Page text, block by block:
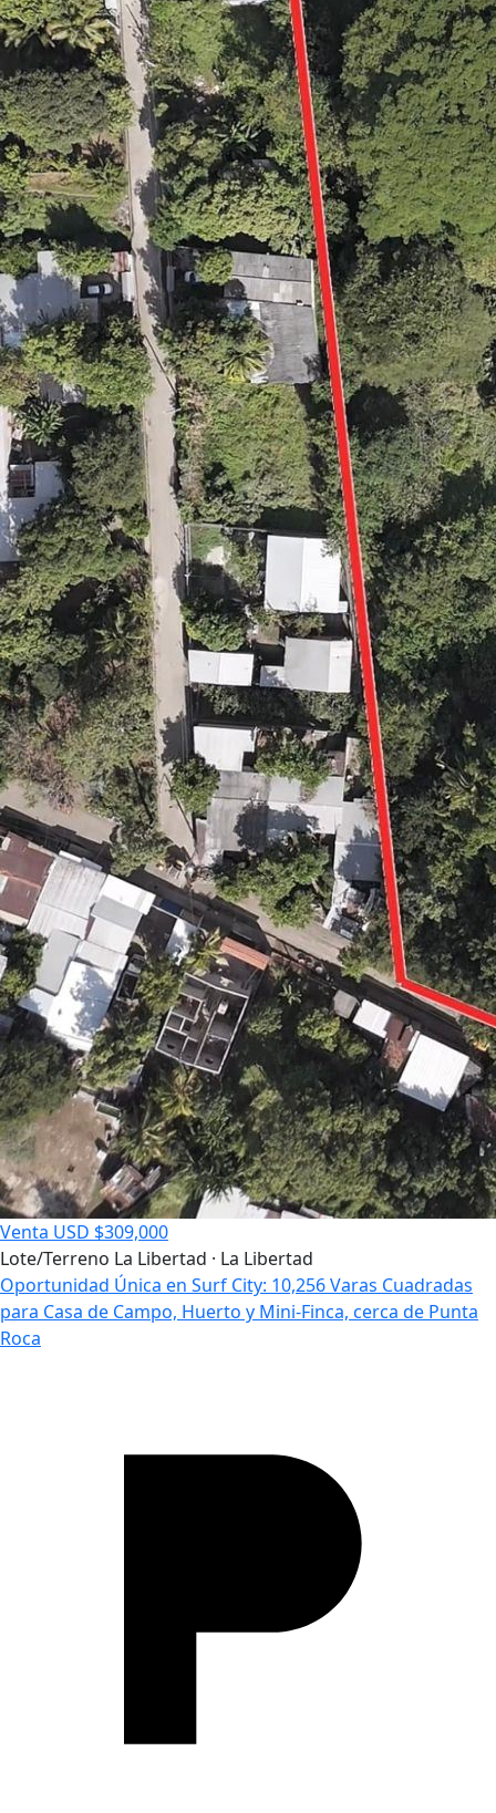
Venta USD $309,000
Lote/Terreno La Libertad · La Libertad
Oportunidad Única en Surf City: 10,256 Varas Cuadradas
para Casa de Campo, Huerto y Mini-Finca, cerca de Punta
Roca